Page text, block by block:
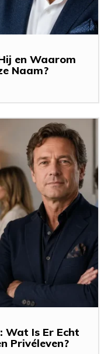
en Waarom
Naam?
Wat Is Er Echt
Privéleven?